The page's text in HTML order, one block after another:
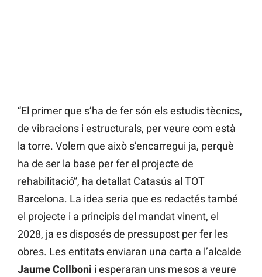
“El primer que s’ha de fer són els estudis tècnics,
de vibracions i estructurals, per veure com està
la torre. Volem que això s’encarregui ja, perquè
ha de ser la base per fer el projecte de
rehabilitació”, ha detallat Catasús al TOT
Barcelona. La idea seria que es redactés també
el projecte i a principis del mandat vinent, el
2028, ja es disposés de pressupost per fer les
obres. Les entitats enviaran una carta a l’alcalde
Jaume Collboni i esperaran uns mesos a veure